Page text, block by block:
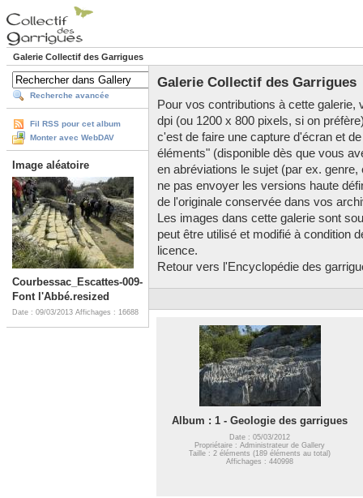
Galerie Collectif des Garrigues
Recherche avancée
Fil RSS pour cet album
Monter avec WebDAV
Image aléatoire
Courbessac_Escattes-009-
Font l'Abbé.resized
Date : 09/03/2013 Affichages : 16688
Galerie Collectif des Garrigues
Pour vos contributions à cette
dpi (ou 1200 x 800 pixels, si on
c'est de faire une capture d'écran et
éléments" (disponible dès que vous
en abréviations le sujet (par ex.
ne pas envoyer les versions haute
de l'originale conservée dans vos
Les images dans cette galerie sont
peut être utilisé et modifié à condition
licence.
Retour vers l'Encyclopédie des
Album : 1 - Geologie des garrigues
Date : 05/03/2012
Propriétaire : Administrateur de Gallery
Taille : 2 éléments (189 éléments au total)
Affichages : 440998